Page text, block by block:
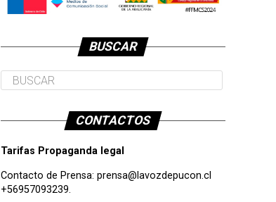
BUSCAR
CONTACTOS
Tarifas Propaganda legal
Contacto de Prensa: prensa@lavozdepucon.cl
+56957093239.